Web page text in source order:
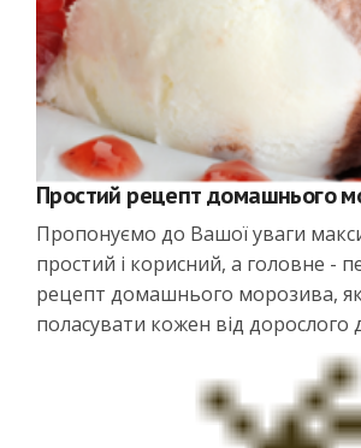
Простий рецепт домашнього
Пропонуємо до Вашої уваги
простий і корисний, а головне -
рецепт домашнього морозива,
поласувати кожен від дорослого